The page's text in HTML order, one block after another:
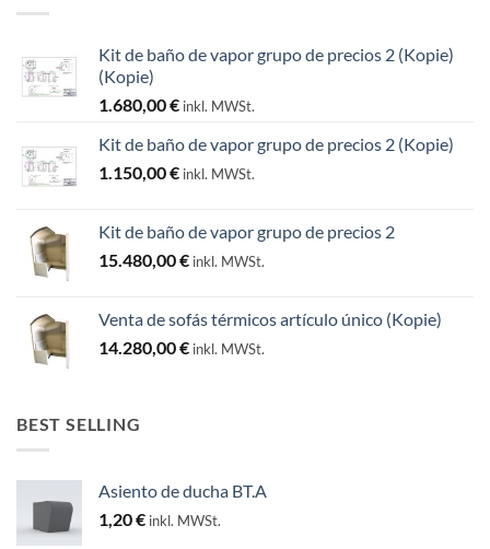
Kit de baño de vapor grupo de precios 2 (Kopie)
(Kopie)
1.680,00€ inkl. MWSt.
Kit de baño de vapor grupo de precios 2 (Kopie)
1.150,00€ inkl. MWSt.
Kit de baño de vapor grupo de precios 2
15.480,00€ inkl. MWSt.
Venta de sofás térmicos artículo único (Kopie)
14.280,00€ inkl. MWSt.
BEST SELLING
Asiento de ducha BT.A
1,20€ inkl. MWSt.